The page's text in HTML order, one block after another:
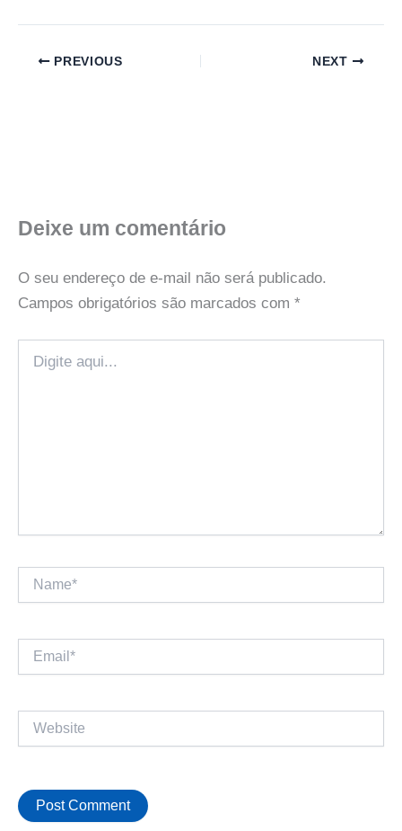
PREVIOUS NEXT
Deixe um comentário
O seu endereço de e-mail não será publicado.
Campos obrigatórios são marcados com *
aqui...